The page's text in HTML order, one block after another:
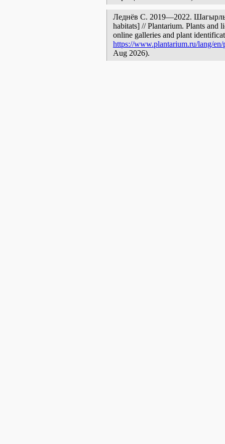
Леднёв С. 2019—2022. Шагырлы
habitats] // Plantarium. Plants and
online galleries and plant
https://www.plantarium.ru/lang/
Aug 2026).